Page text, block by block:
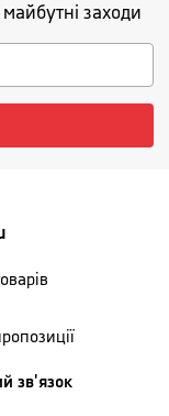
заходи
зв'язок